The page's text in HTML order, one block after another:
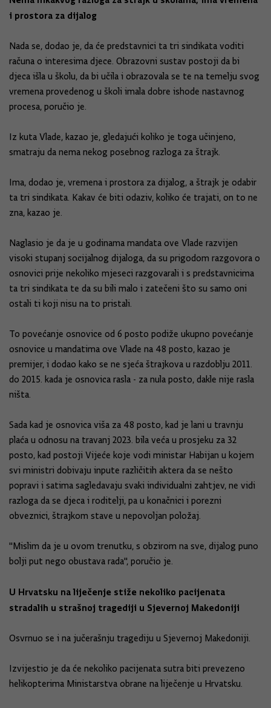
i prostora za dijalog
Nada se, dodao je, da će predstavnici ta tri sindikata voditi
računa o interesima djece. Obrazovni sustav postoji da bi
djeca išla u školu, da bi učila i obrazovala se te na temelju svog
vremena provedenog u školi imala dobre ishode nastavnog
procesa, poručio je.
Iz kuta Vlade, kazao je, gledajući koliko je toga učinjeno,
smatraju da nema nekog posebnog razloga za štrajk.
Ima, dodao je, vremena i prostora za dijalog, a štrajk je odabir
ta tri sindikata. Kakav će biti odaziv, koliko će trajati, on to ne
zna, kazao je.
Naglasio je da je u godinama mandata ove Vlade razvijen
visoki stupanj socijalnog dijaloga, da su prigodom razgovora o
osnovici prije nekoliko mjeseci razgovarali i s predstavnicima
ta tri sindikata te da su bili malo i zatečeni što su samo oni
ostali ti koji nisu na to pristali.
To povećanje osnovice od 6 posto podiže ukupno povećanje
osnovice u mandatima ove Vlade na 48 posto, kazao je
premijer, i dodao kako se ne sjeća štrajkova u razdoblju 2011.
do 2015. kada je osnovica rasla - za nula posto, dakle nije rasla
ništa.
Sada kad je osnovica viša za 48 posto, kad je lani u travnju
plaća u odnosu na travanj 2023. bila veća u prosjeku za 32
posto, kad postoji Vijeće koje vodi ministar Habijan u kojem
svi ministri dobivaju inpute različitih aktera da se nešto
popravi i satima sagledavaju svaki individualni zahtjev, ne vidi
razloga da se djeca i roditelji, pa u konačnici i porezni
obveznici, štrajkom stave u nepovoljan položaj.
"Mislim da je u ovom trenutku, s obzirom na sve, dijalog puno
bolji put nego obustava rada", poručio je.
U Hrvatsku na liječenje stiže nekoliko pacijenata
stradalih u strašnoj tragediji u Sjevernoj Makedoniji
Osvrnuo se i na jučerašnju tragediju u Sjevernoj Makedoniji.
Izvijestio je da će nekoliko pacijenata sutra biti prevezeno
helikopterima Ministarstva obrane na liječenje u Hrvatsku.